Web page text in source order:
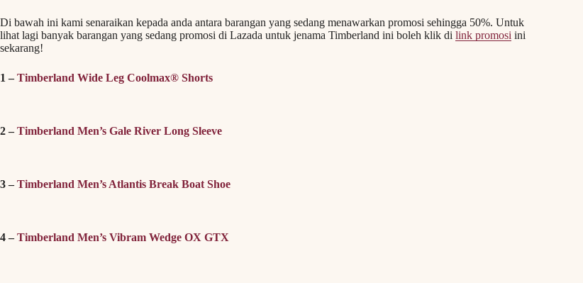
Di bawah ini kami senaraikan kepada anda antara barangan yang sedang menawarkan promosi sehingga 50%. Untuk
lihat lagi banyak barangan yang sedang promosi di Lazada untuk jenama Timberland ini boleh klik di link promosi ini
sekarang!
1 –Timberland Wide Leg Coolmax® Shorts
2 –Timberland Men’s Gale River Long Sleeve
3 –Timberland Men’s Atlantis Break Boat Shoe
4 –Timberland Men’s Vibram Wedge OX GTX